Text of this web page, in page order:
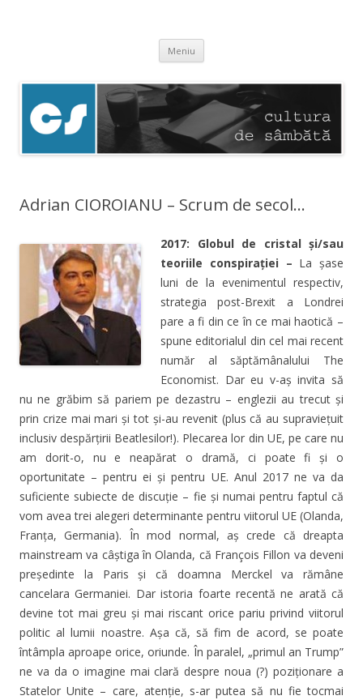
Meniu
Adrian CIOROIANU – Scrum de secol…
2017: Globul de cristal și/sau
teoriile conspirației – La șase
luni de la evenimentul respectiv,
strategia post-Brexit a Londrei
pare a fi din ce în ce mai haotică –
spune editorialul din cel mai recent
număr al săptămânalului The
Economist. Dar eu v-aș invita să
nu ne grăbim să pariem pe dezastru – englezii au trecut și
prin crize mai mari și tot și-au revenit (plus că au supraviețuit
inclusiv despărțirii Beatlesilor!). Plecarea lor din UE, pe care nu
am dorit-o, nu e neapărat o dramă, ci poate fi și o
oportunitate – pentru ei și pentru UE. Anul 2017 ne va da
suficiente subiecte de discuție – fie și numai pentru faptul că
vom avea trei alegeri determinante pentru viitorul UE (Olanda,
Franța, Germania). În mod normal, aș crede că dreapta
mainstream va câștiga în Olanda, că François Fillon va deveni
președinte la Paris și că doamna Merckel va rămâne
cancelara Germaniei. Dar istoria foarte recentă ne arată că
devine tot mai greu și mai riscant orice pariu privind viitorul
politic al lumii noastre. Așa că, să fim de acord, se poate
întâmpla aproape orice, oriunde. În paralel, „primul an Trump”
ne va da o imagine mai clară despre noua (?) poziționare a
Statelor Unite – care, atenție, s-ar putea să nu fie tocmai